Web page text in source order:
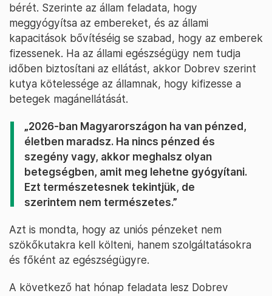
bérét. Szerinte az állam feladata, hogy
meggyógyítsa az embereket, és az állami
kapacitások bővítéséig se szabad, hogy az emberek
fizessenek. Ha az állami egészségügy nem tudja
időben biztosítani az ellátást, akkor Dobrev szerint
kutya kötelessége az államnak, hogy kifizesse a
betegek magánellátását.
„2026-ban Magyarországon ha van pénzed,
életben maradsz. Ha nincs pénzed és
szegény vagy, akkor meghalsz olyan
betegségben, amit meg lehetne gyógyítani.
Ezt természetesnek tekintjük, de
szerintem nem természetes.”
Azt is mondta, hogy az uniós pénzeket nem
szökőkutakra kell költeni, hanem szolgáltatásokra
és főként az egészségügyre.
A következő hat hónap feladata lesz Dobrev